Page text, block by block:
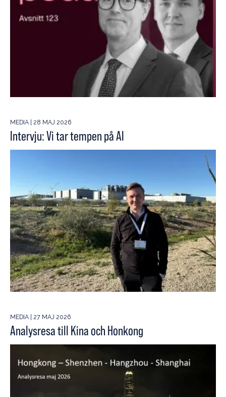
MEDIA | 28 MAJ 2026
Intervju: Vi tar tempen på AI
MEDIA | 27 MAJ 2026
Analysresa till Kina och Honkong